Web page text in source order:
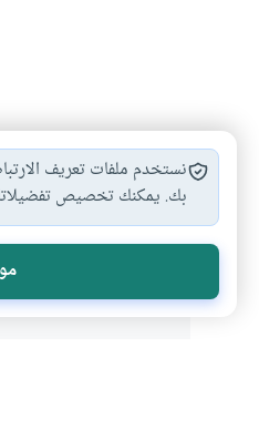
نستخدم ملفات تعريف
بك. يمكنك تخصيص